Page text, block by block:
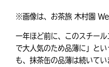
※画像は、お茶旅 木村園
一年ほど前に、このスチー
で大人気のため品薄に」と
も、抹茶缶の品薄は続いてい